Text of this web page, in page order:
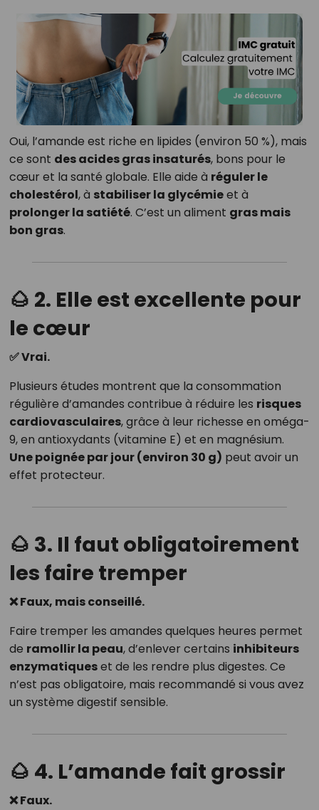
Oui, l’amande est riche en lipides (environ 50 %), mais
ce sont des acides gras insaturés, bons pour le
cœur et la santé globale. Elle aide à réguler le
cholestérol, à stabiliser la glycémieet à
prolonger la satiété. C’est un aliment gras mais
bon gras.
🌰 2. Elle est excellente pour
le cœur
✅ Vrai.
Plusieurs études montrent que la consommation
régulière d’amandes contribue à réduire les risques
cardiovasculaires, grâce à leur richesse en oméga-
9, en antioxydants (vitamine E) et en magnésium.
Une poignée par jour (environ 30 g) peut avoir un
effet protecteur.
🌰 3. Il faut obligatoirement
les faire tremper
❌ Faux, mais conseillé.
Faire tremper les amandes quelques heures permet
de ramollir la peau, d’enlever certains inhibiteurs
enzymatiqueset de les rendre plus digestes. Ce
n’est pas obligatoire, mais recommandé si vous avez
un système digestif sensible.
🌰 4. L’amande fait grossir
❌ Faux.